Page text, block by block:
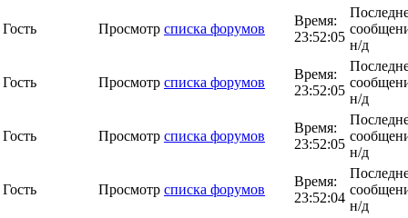
Гость Просмотр списка форумов
Время:
23:52:05
н/д
Гость Просмотр списка форумов
Время:
23:52:05
н/д
Гость Просмотр списка форумов
Время:
23:52:05
н/д
Гость Просмотр списка форумов
Время:
23:52:04
н/д